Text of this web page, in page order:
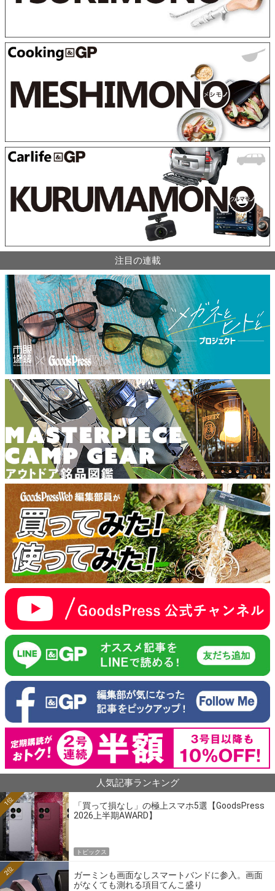
注目の連載
人気記事ランキング
「買って損なし」の極上スマホ5選【GoodsPress
2026上半期AWARD】
1位
トピックス
ガーミンも画面なしスマートバンドに参入。画面
がなくても測れる項目てんこ盛り
2位